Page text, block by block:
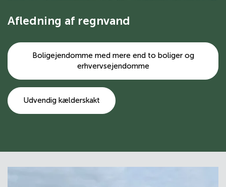
Afledning af regnvand
Boligejendomme med mere end to boliger og
erhvervsejendomme
Udvendig kælderskakt